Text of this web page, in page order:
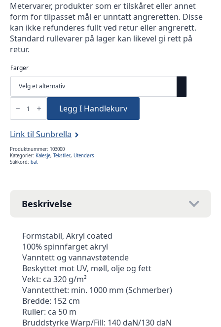
Metervarer, produkter som er tilskåret eller annet
form for tilpasset mål er unntatt angreretten. Disse
kan ikke refunderes fullt ved retur eller angrerett.
Standard rullevarer på lager kan likevel gi rett på
retur.
Farger
Sunbrella
152cm
Kalesjestoff
Legg I Handlekurv
Link til Sunbrella
Produktnummer: 103000
Kategorier: Kalesje, Tekstiler, Utendørs
Stikkord: bat
Beskrivelse
Formstabil, Akryl coated
100% spinnfarget akryl
Vanntett og vannavstøtende
Beskyttet mot UV, møll, olje og fett
Vekt: ca 320 g/m²
Vanntetthet: min. 1000 mm (Schmerber)
Bredde: 152 cm
Ruller: ca 50 m
Bruddstyrke Warp/Fill: 140 daN/130 daN